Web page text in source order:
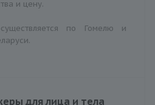
и цену.
по Гомелю и
для лица и тела